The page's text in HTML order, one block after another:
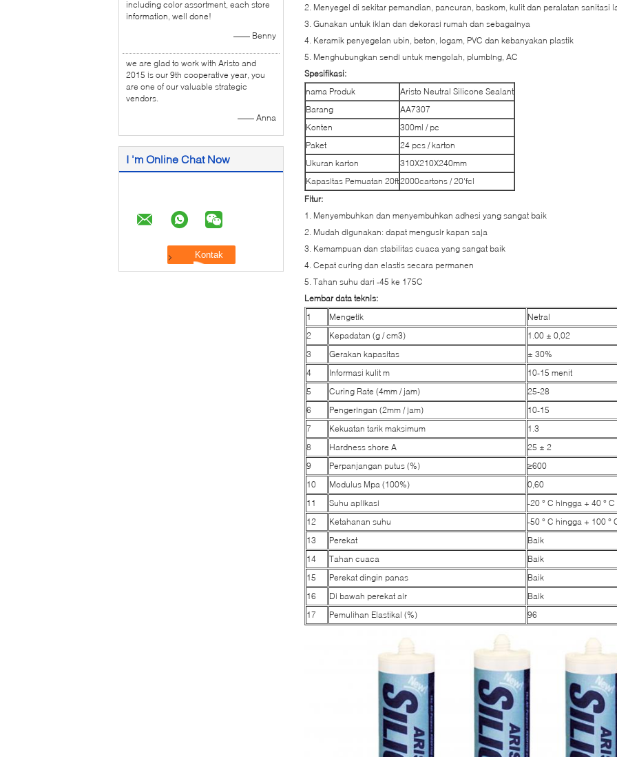
including color assortment, each store
information, well done!
—— Benny
we are glad to work with Aristo and
2015 is our 9th cooperative year, you
are one of our valuable strategic
vendors.
—— Anna
I 'm Online Chat Now
2. Menyegel di sekitar pemandian, pancuran, baskom, kulit dan peralatan sanitasi
3. Gunakan untuk iklan dan dekorasi rumah dan sebagainya
4. Keramik penyegelan ubin, beton, logam, PVC dan kebanyakan plastik
5. Menghubungkan sendi untuk mengolah, plumbing, AC
Spesifikasi:
nama Produk
Aristo Neutral Silicone Sealant
Barang
AA7307
Konten
300ml / pc
Paket
24 pcs / karton
Ukuran karton
310X210X240mm
Kapasitas Pemuatan 20ft2000cartons / 20'fcl
Fitur:
1. Menyembuhkan dan menyembuhkan adhesi yang sangat baik
2. Mudah digunakan: dapat mengusir kapan saja
3. Kemampuan dan stabilitas cuaca yang sangat baik
4. Cepat curing dan elastis secara permanen
5. Tahan suhu dari -45 ke 175C
Lembar data teknis:
1
Mengetik
Netral
2
Kepadatan (g / cm3)
1.00 ± 0,02
3
Gerakan kapasitas
± 30%
4
Informasi kulit m
10-15 menit
5
Curing Rate (4mm / jam)
25-28
6
Pengeringan (2mm / jam)
10-15
7
Kekuatan tarik maksimum
1.3
8
Hardness shore A
25 ± 2
9
Perpanjangan putus (%)
≥600
10
Modulus Mpa (100%)
0,60
11
Suhu aplikasi
-20 ° C hingga + 40 ° C
12
Ketahanan suhu
-50 ° C hingga + 100 °
13
Perekat
Baik
14
Tahan cuaca
Baik
15
Perekat dingin panas
Baik
16
Di bawah perekat air
Baik
17
Pemulihan Elastikal (%) 96